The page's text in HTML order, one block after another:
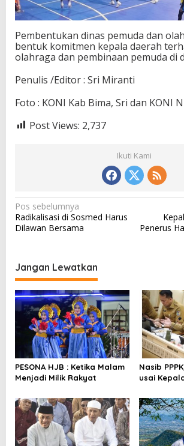
Pembentukan dinas pemuda dan
bentuk komitmen kepala daerah
olahraga dan pembinaan pemuda di
Penulis /Editor : Sri Miranti
Foto : KONI Kab Bima, Sri dan KONI
Post Views: 2,737
Ikuti Kami
N
a
g
a
s
o
s
Pos sebelumnya
Radikalisasi di Sosmed Harus
Dilawan Bersama
Penerus
Jangan Lewatkan
PESONA HJB : Ketika Malam
Menjadi Milik Rakyat
Nasib
usai
RB dan